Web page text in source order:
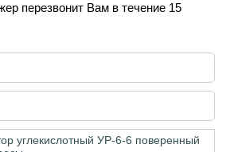
перезвонит Вам в течение 15